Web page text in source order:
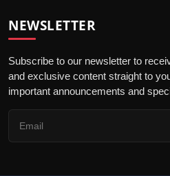
NEWSLETTER
Subscribe to our newsletter to
and exclusive content straight to
important announcements and